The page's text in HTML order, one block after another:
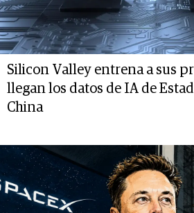
Silicon Valley entrena a sus
llegan los datos de IA de
China